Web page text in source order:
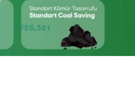
755,38t